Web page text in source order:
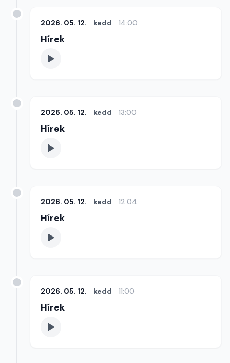
2026. 05. 12. kedd 14:00
Hírek
2026. 05. 12. kedd 13:00
Hírek
2026. 05. 12. kedd 12:04
Hírek
2026. 05. 12. kedd 11:00
Hírek